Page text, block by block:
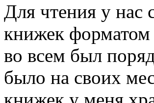
Для чтения у нас
книжек
во всем был
было на своих